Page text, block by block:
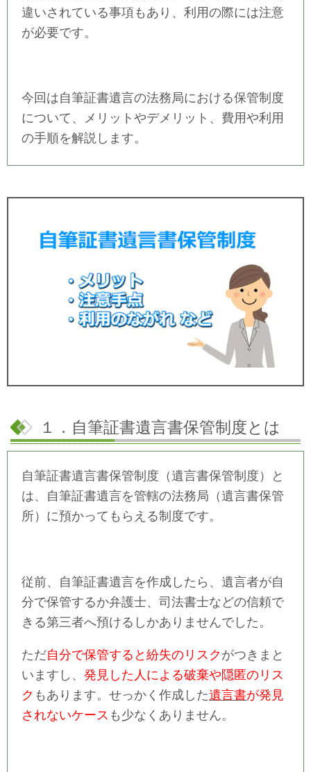
違いされている事項もあり、利用の際には注意
が必要です。
今回は自筆証書遺言の法務局における保管制度
について、メリットやデメリット、費用や利用
の手順を解説します。
１．自筆証書遺言書保管制度とは
自筆証書遺言書保管制度（遺言書保管制度）と
は、自筆証書遺言を管轄の法務局（遺言書保管
所）に預かってもらえる制度です。
従前、自筆証書遺言を作成したら、遺言者が自
分で保管するか弁護士、司法書士などの信頼で
きる第三者へ預けるしかありませんでした。
ただ自分で保管すると紛失のリスクがつきまと
いますし、 発見した人による破棄や隠匿のリス
ク もあります。せっかく作成した遺言書が発見
されないケース も少なくありません。